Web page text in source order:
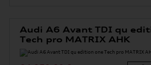
Audi A6 Avant TDI qu
Tech pro MATRIX AHK